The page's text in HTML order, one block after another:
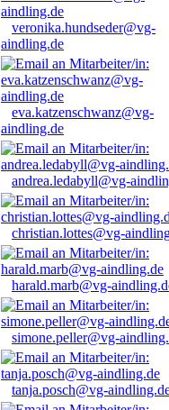
veronika.hundseder@vg-
aindling.de
eva.katzenschwanz@vg-
aindling.de
andrea.ledabyll@vg-
christian.lottes@vg-
harald.marb@vg-
simone.peller@vg-
tanja.posch@vg-